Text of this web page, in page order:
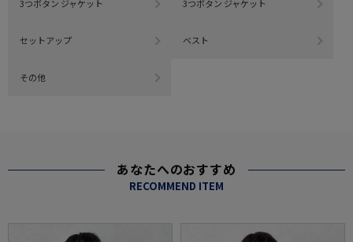
3つボタン ジャケット 3つボタン ジャケット
セットアップ ベスト
その他
あなたへのおすすめ
RECOMMEND ITEM